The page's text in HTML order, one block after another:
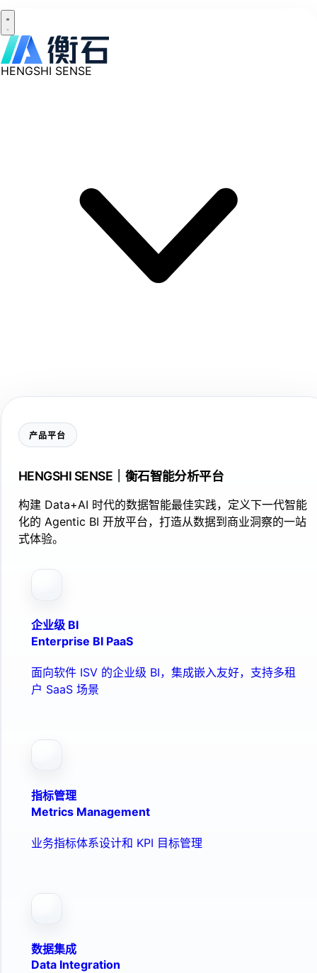
HENGSHI SENSE
产品平台
HENGSHI SENSE｜衡石智能分析平台
构建 Data+AI 时代的数据智能最佳实践，定义下一代智能
化的 Agentic BI 开放平台，打造从数据到商业洞察的一站
式体验。
企业级 BI
Enterprise BI PaaS
面向软件 ISV 的企业级 BI，集成嵌入友好，支持多租
户 SaaS 场景
指标管理
Metrics Management
业务指标体系设计和 KPI 目标管理
数据集成
Data Integration